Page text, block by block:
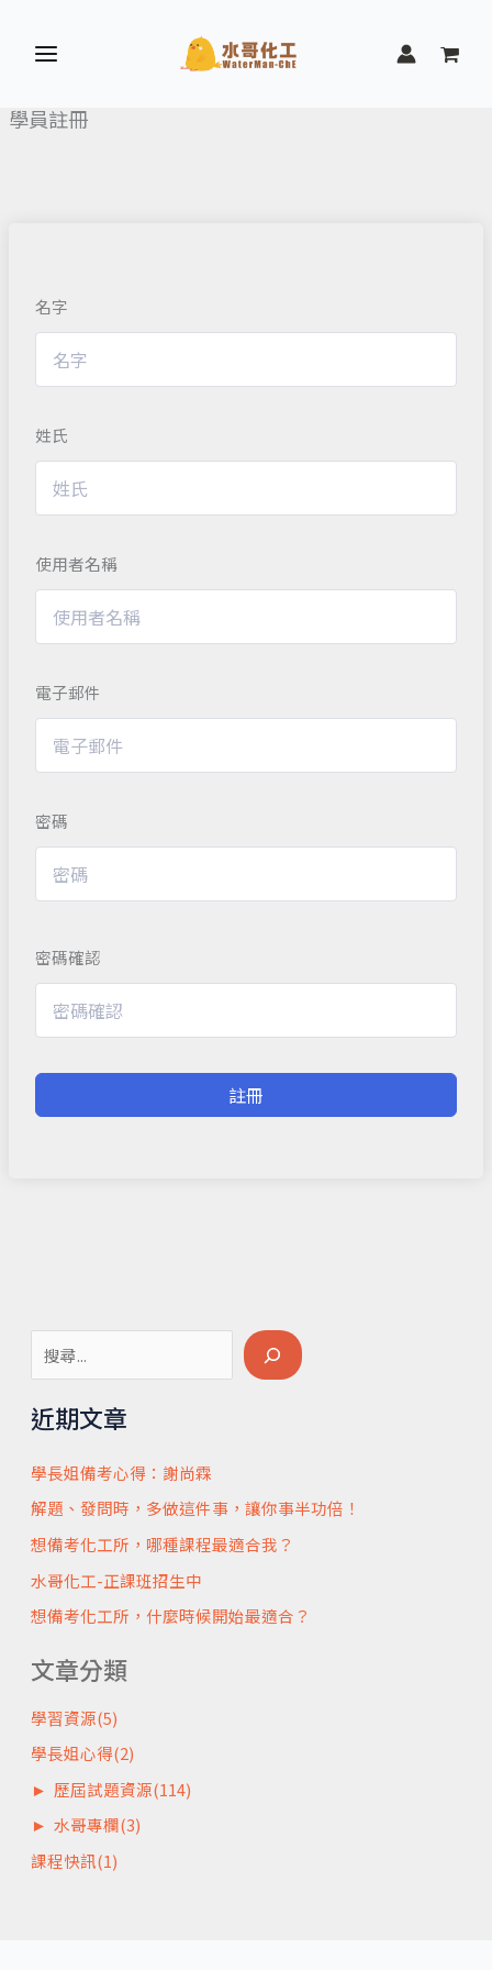
內
尋
近期文章
學長姐備考心得：謝尚霖
解題、發問時，多做這件事，讓你事半功倍！
想備考化工所，哪種課程最適合我？
水哥化工-正課班招生中
想備考化工所，什麼時候開始最適合？
文章分類
學習資源(5)
學長姐心得(2)
► 歷屆試題資源(114)
► 水哥專欄(3)
課程快訊(1)
學員註冊
名字
姓氏
使用者名稱
電子郵件
密碼
密碼確認
註冊